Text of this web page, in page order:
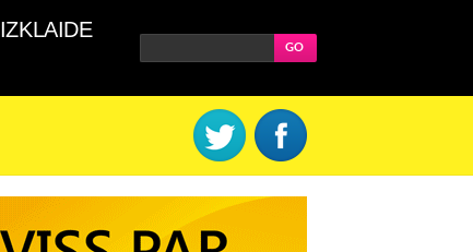
IZKLAIDE